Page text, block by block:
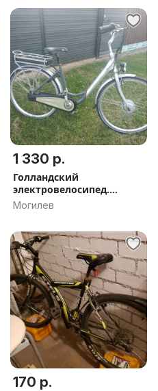
1 330 р.
Голландский
электровелосипед.
Планетарка Nexus.
Могилев
170 р.